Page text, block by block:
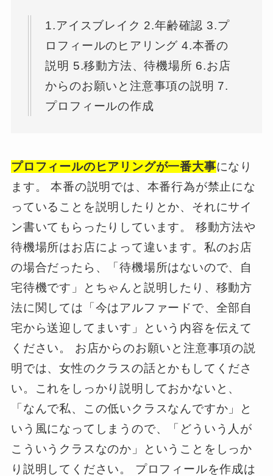
1.アイスブレイク 2.年齢確認 3.プ
ロフィールのヒアリング 4.本番の
説明 5.移動方法、待機場所 6.お店
からのお願いと注意事項の説明 7.
プロフィールの作成
プロフィールのヒアリングが一番大事になり
ます。 本番の説明では、本番行為が禁止にな
っていることを説明したりとか、それにサイ
ン書いてもらったりしています。 移動方法や
待機場所はお店によって違います。私のお店
の場合だったら、「待機場所はないので、自
宅待機です」とちゃんと説明したり、移動方
法に関しては「今はアルファードで、全部自
宅から送迎してまいす」という内容を伝えて
ください。 お店からのお願いと注意事項の説
明では、女性のクラスの話とかもしてくださ
い。これをしっかり説明しておかないと、
「なんで私、この低いクラスなんですか」と
いう風になってしまうので、「どういう人が
こういうクラスなのか」ということをしっか
り説明してください。 プロフィールを作成は